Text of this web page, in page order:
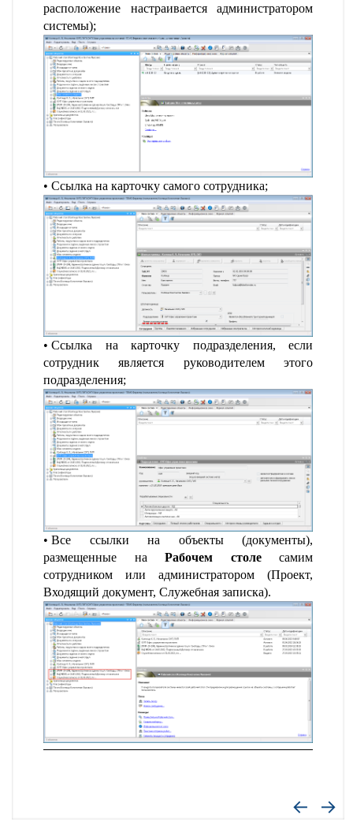
расположение настраивается администратором
системы);
Ссылка на карточку самого сотрудника;
Ссылка на карточку подразделения, если
сотрудник является руководителем этого
подразделения;
Все ссылки на объекты (документы),
размещенные на Рабочем столесамим
сотрудником или администратором (Проект,
Входящий документ, Служебная записка).